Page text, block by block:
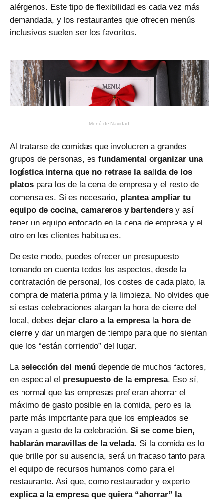
alérgenos. Este tipo de flexibilidad es cada vez más
demandada, y los restaurantes que ofrecen menús
inclusivos suelen ser los favoritos.
Menú de Navidad.
Al tratarse de comidas que involucren a grandes
grupos de personas, es fundamental organizar una
logística interna que no retrase la salida de los
platos para los de la cena de empresa y el resto de
comensales. Si es necesario, plantea ampliar tu
equipo de cocina, camareros y bartenders y así
tener un equipo enfocado en la cena de empresa y el
otro en los clientes habituales.
De este modo, puedes ofrecer un presupuesto
tomando en cuenta todos los aspectos, desde la
contratación de personal, los costes de cada plato, la
compra de materia prima y la limpieza. No olvides que
si estas celebraciones alargan la hora de cierre del
local, debes dejar claro a la empresa la hora de
cierre y dar un margen de tiempo para que no sientan
que los “están corriendo” del lugar.
Laselección del menú depende de muchos factores,
en especial el presupuesto de la empresa. Eso sí,
es normal que las empresas prefieran ahorrar el
máximo de gasto posible en la comida, pero es la
parte más importante para que los empleados se
vayan a gusto de la celebración. Si se come bien,
hablarán maravillas de la velada. Si la comida es lo
que brille por su ausencia, será un fracaso tanto para
el equipo de recursos humanos como para el
restaurante. Así que, como restaurador y experto
explica a la empresa que quiera “ahorrar” la